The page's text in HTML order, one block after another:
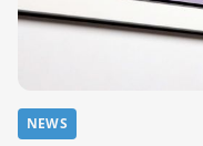
NEWS